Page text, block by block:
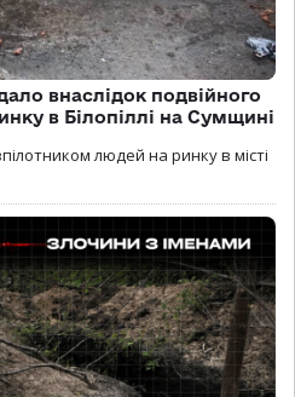
внаслідок подвійного
в Білопіллі на Сумщині
людей на ринку в місті